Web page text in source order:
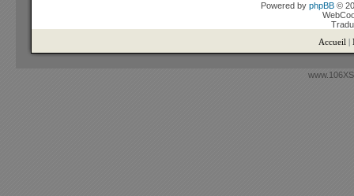
Powered by phpBB ©
Accueil |